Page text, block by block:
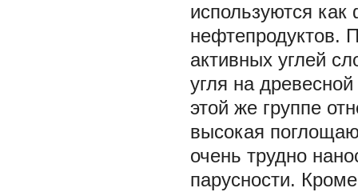
используются
нефтепродуктов.
активных углей
угля на
этой же группе
высокая
очень трудно
парусности.